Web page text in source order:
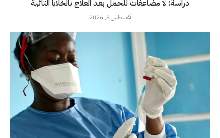
دراسة: لا مضاعفات للحمل بعد العلاج بالخلايا التائية
أغسطس 8, 2026